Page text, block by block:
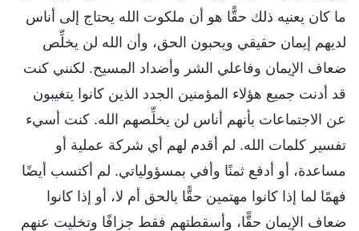
ما كان يعنيه ذلك حقًّا هو أن ملكوت الله يحتاج إلى أناس
لديهم إيمان حقيقي ويحبون الحق، وأن الله لن يخلِّص
ضعاف الإيمان وفاعلي الشر وأضداد المسيح. لكنني كنت
قد أدنت جميع هؤلاء المؤمنين الجدد الذين كانوا يتغيبون
عن الاجتماعات بأنهم أناس لن يخلِّصهم الله. كنت أسيء
تفسير كلمات الله. لم أقدم لهم أي شركة عملية أو
مساعدة، أو أدفع ثمنًا وأفي بمسؤولياتي. لم أكتسب أيضًا
فهمًا لما إذا كانوا مهتمين حقًّا بالحق أم لا، أو إذا كانوا
ضعاف الإيمان حقًّا، وأسقطتهم فقط جزافًا وتخليت عنهم